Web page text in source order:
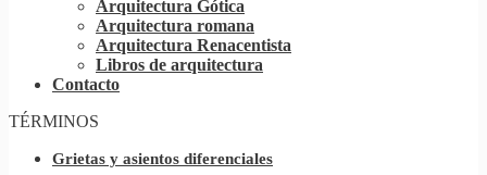
Arquitectura Gótica
Arquitectura romana
Arquitectura Renacentista
Libros de arquitectura
Contacto
TÉRMINOS
Grietas y asientos diferenciales